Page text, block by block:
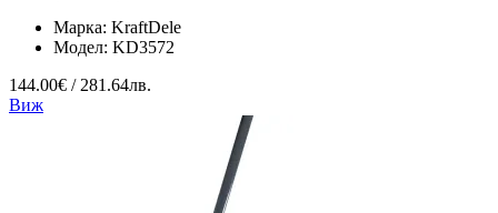
Марка: KraftDele
Модел: KD3572
144.00€ / 281.64лв.
Виж